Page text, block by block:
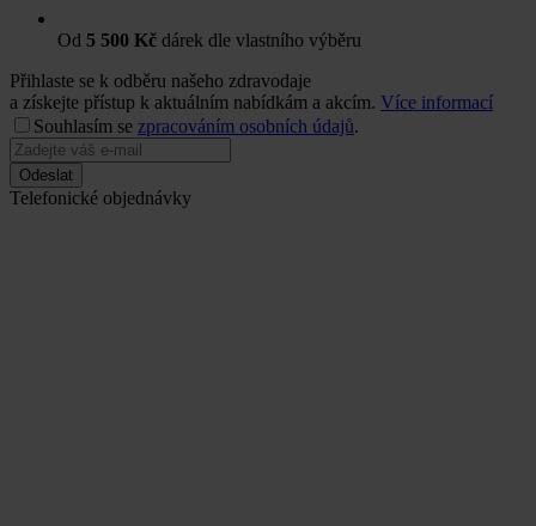
Od 5 500 Kč dárek dle vlastního výběru
Přihlaste se k odběru našeho zdravodaje
a získejte přístup k aktuálním nabídkám a akcím. Více informací
Souhlasím se zpracováním osobních údajů.
Odeslat
Telefonické objednávky